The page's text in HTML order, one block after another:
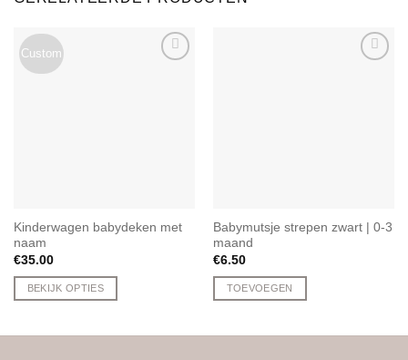
Custom
Kinderwagen babydeken met
naam
€35.00
BEKIJK OPTIES
Babymutsje strepen zwart | 0-3
maand
€6.50
TOEVOEGEN